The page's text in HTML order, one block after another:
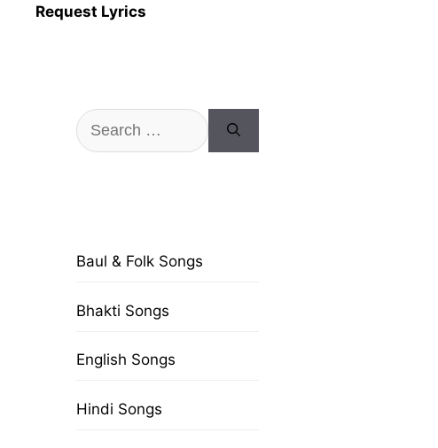
Request Lyrics
Search
for:
Baul & Folk Songs
Bhakti Songs
English Songs
Hindi Songs